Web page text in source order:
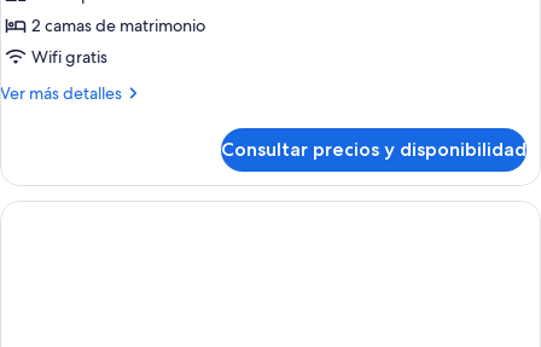
familiar
2 camas de matrimonio
Wifi gratis
Ver más detalles
Más
familiar
Consultar precios y disponibilidad